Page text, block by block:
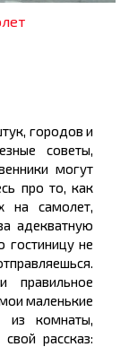
городов и
советы,
могут
про то, как
на самолет,
адекватную
гостиницу не
правильное
маленькие
из комнаты,
рассказ: